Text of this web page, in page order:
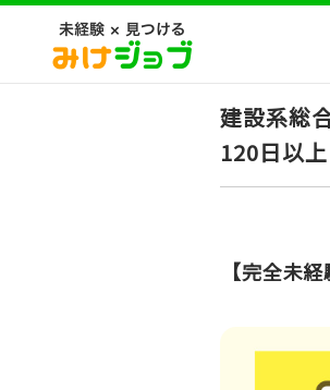
建設系総
120日以上
【完全未